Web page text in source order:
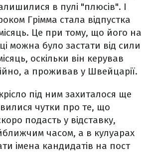
в пулі "плюсів". І
Грімма стала відпустка
Це при тому, що його на
можна було застати від сили
оскільки він керував
а проживав у Швейцарії.
під ним захиталося ще
чутки про те, що
подасть у відставку,
часом, а в кулуарах
імена кандидатів на пост